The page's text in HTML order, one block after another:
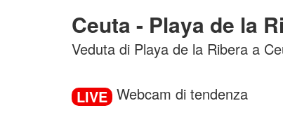
Ceuta - Playa de la
Veduta di Playa de la Ribera a
LIVE Webcam di tendenza